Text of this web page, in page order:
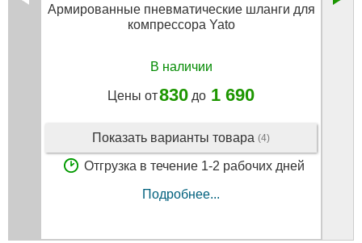
Армированные пневматические шланги для
компрессора Yato
В наличии
Цены от830 до 1 690
Показать варианты товара (4)
Отгрузка в течение 1-2 рабочих дней
Подробнее...